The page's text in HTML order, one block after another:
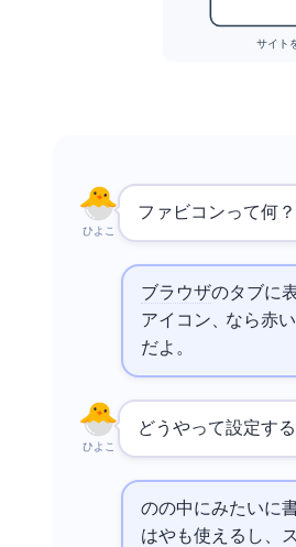
サイト
ひよこ
ファビコンって何？
ブラウザのタブに
アイコン、YouTube
だよ。
ひよこ
どうやって設定す
の<>の中に<link rel="icon" href="/
はPNGやSVGも使えるし